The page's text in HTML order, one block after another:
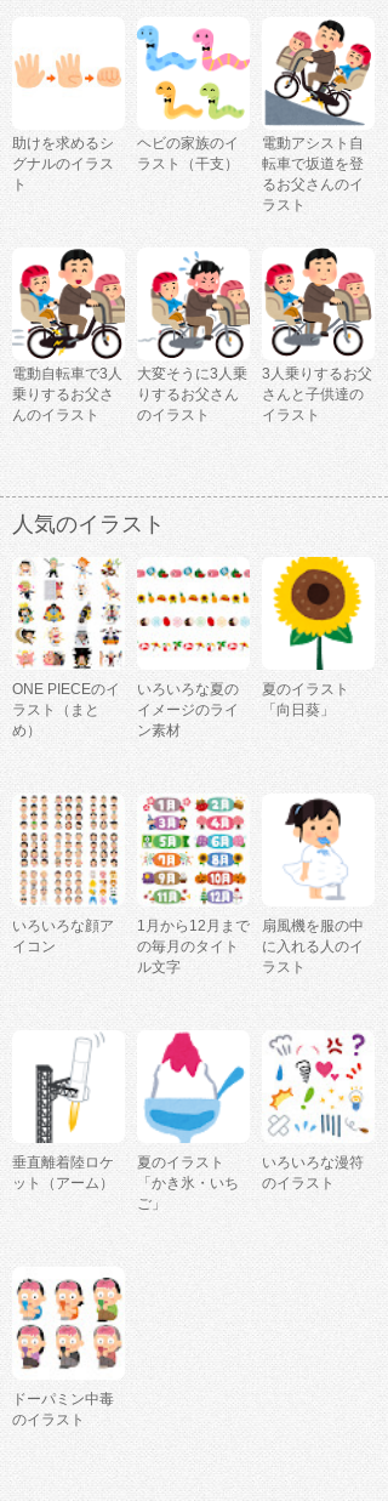
助けを求めるシ
グナルのイラス
ト
ヘビの家族のイ
ラスト（干支）
電動アシスト自
転車で坂道を登
るお父さんのイ
ラスト
電動自転車で3人
乗りするお父さ
んのイラスト
大変そうに3人乗
りするお父さん
のイラスト
3人乗りするお父
さんと子供達の
イラスト
人気のイラスト
ONE PIECEのイ
ラスト（まと
め）
いろいろな夏の
イメージのライ
ン素材
夏のイラスト
「向日葵」
いろいろな顔ア
イコン
1月から12月まで
の毎月のタイト
ル文字
扇風機を服の中
に入れる人のイ
ラスト
垂直離着陸ロケ
ット（アーム）
夏のイラスト
「かき氷・いち
ご」
いろいろな漫符
のイラスト
ドーパミン中毒
のイラスト